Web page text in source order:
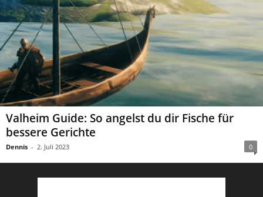
Valheim Guide: So angelst du dir Fische für
bessere Gerichte
Dennis - 2. Juli 2023 0